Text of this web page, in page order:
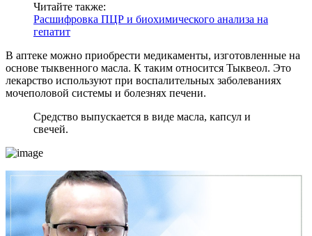
Читайте также:
Расшифровка ПЦР и биохимического анализа на
гепатит
В аптеке можно приобрести медикаменты, изготовленные на
основе тыквенного масла. К таким относится Тыквеол. Это
лекарство используют при воспалительных заболеваниях
мочеполовой системы и болезнях печени.
Средство выпускается в виде масла, капсул и
свечей.